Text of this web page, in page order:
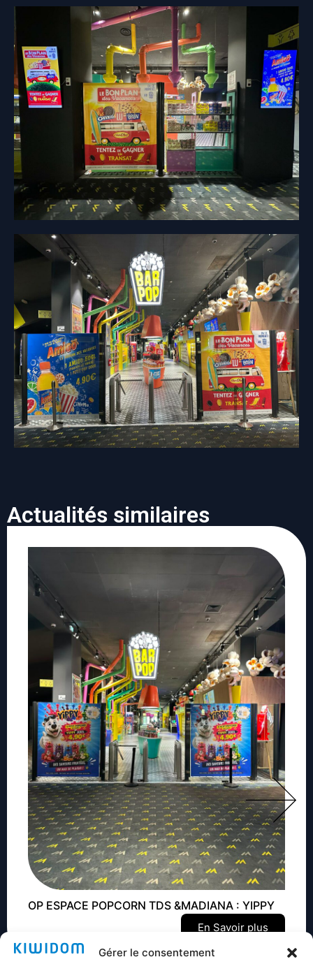
Gérer le consentement
Actualités similaires
OP ESPACE POPCORN TDS &MADIANA : YIPPY
En Savoir plus